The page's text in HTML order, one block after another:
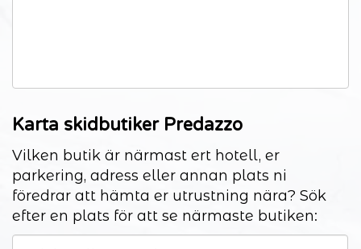
Karta skidbutiker Predazzo
Vilken butik är närmast ert hotell, er
parkering, adress eller annan plats ni
föredrar att hämta er utrustning nära? Sök
efter en plats för att se närmaste butiken: